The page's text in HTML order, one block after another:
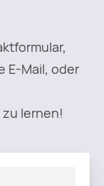
E-Mail, oder
lernen!